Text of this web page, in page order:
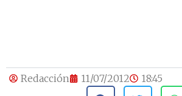
Redacción 11/07/2012 18:45